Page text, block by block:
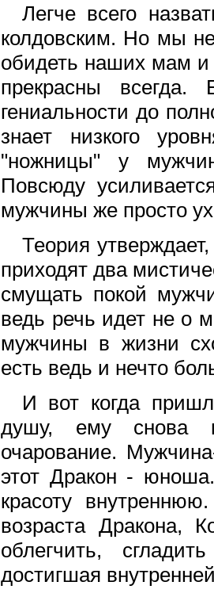
Легче всего
колдовским. Но мы
обидеть наших мам
прекрасны
гениальности до
знает низкого
"ножницы" у
Повсюду
мужчины же просто
Теория
приходят два
смущать покой
ведь речь идет не о
мужчины в жизни
есть ведь и нечто
И вот когда
душу, ему снова
очарование.
этот Дракон -
красоту
возраста Дракона,
облегчить,
достигшая